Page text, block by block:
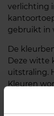
verlichting
gebruikt in
De
Deze witte
uitstraling.
Kleuren
De